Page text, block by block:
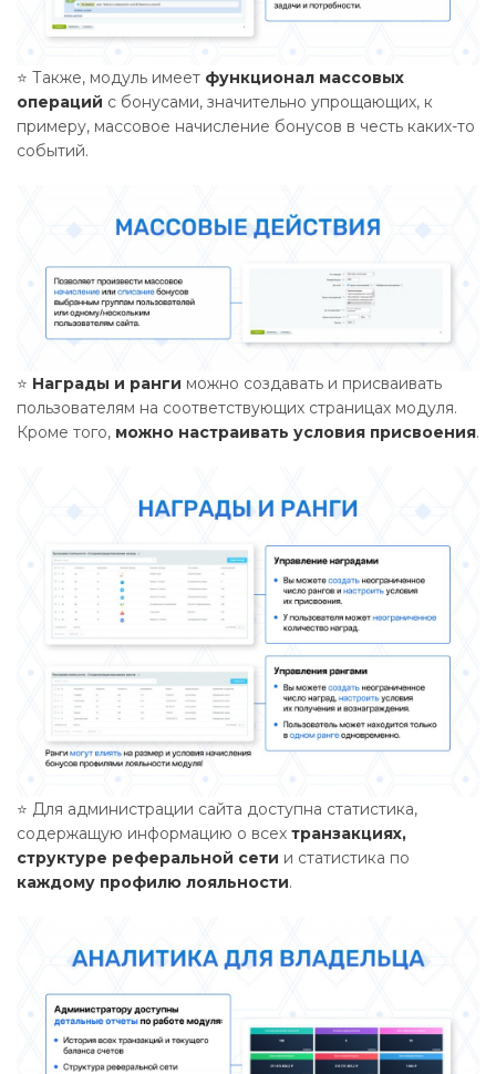
⭐ Также, модуль имеет функционал массовых
операций с бонусами, значительно упрощающих, к
примеру, массовое начисление бонусов в честь каких-то
событий.
⭐ Награды и ранги можно создавать и присваивать
пользователям на соответствующих страницах модуля.
Кроме того, можно настраивать условия присвоения.
⭐ Для администрации сайта доступна статистика,
содержащую информацию о всех транзакциях,
структуре реферальной сети и статистика по
каждому профилю лояльности.